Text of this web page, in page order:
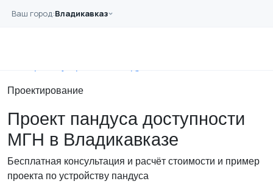
Ваш город:Владикавказ
Главная
Проектирование
Проект пандуса доступности
МГН в Владикавказе
Бесплатная консультация и расчёт стоимости и пример
проекта по устройству пандуса